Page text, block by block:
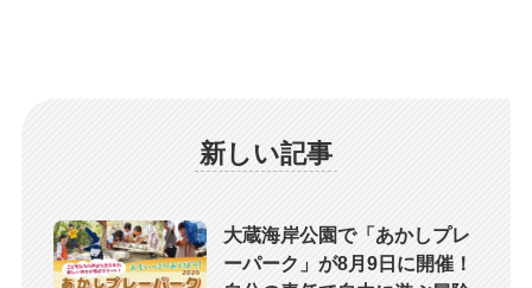
新しい記事
大蔵海岸公園で「あかしプレ
ーパーク」が8月9日に開催！